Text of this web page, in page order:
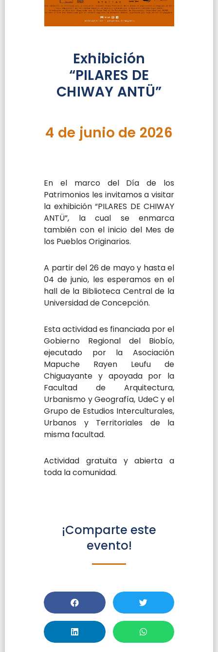
Exhibición
“PILARES DE
CHIWAY ANTÜ”
4 de junio de 2026
En el marco del Día de los
Patrimonios les invitamos a visitar
la exhibición “PILARES DE CHIWAY
ANTÜ”, la cual se enmarca
también con el inicio del Mes de
los Pueblos Originarios.
A partir del 26 de mayo y hasta el
04 de junio, les esperamos en el
hall de la Biblioteca Central de la
Universidad de Concepción.
Esta actividad es financiada por el
Gobierno Regional del Biobío,
ejecutado por la Asociación
Mapuche Rayen Leufu de
Chiguayante y apoyada por la
Facultad de Arquitectura,
Urbanismo y Geografía, UdeC y el
Grupo de Estudios Interculturales,
Urbanos y Territoriales de la
misma facultad.
Actividad gratuita y abierta a
toda la comunidad.
¡Comparte este
evento!